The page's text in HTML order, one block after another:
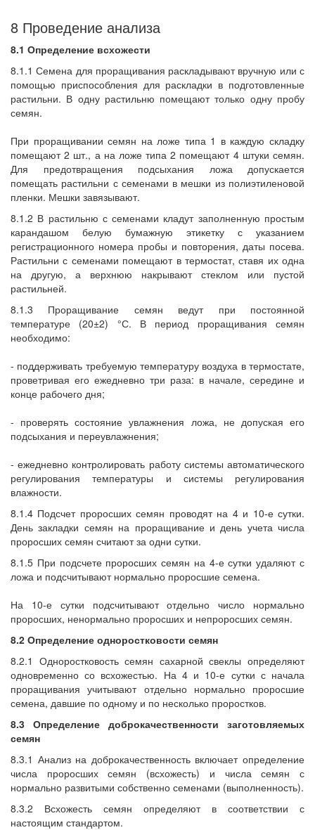
8 Проведение анализа
8.1 Определение всхожести
8.1.1 Семена для проращивания раскладывают вручную или с
помощью приспособления для раскладки в подготовленные
растильни. В одну растильню помещают только одну пробу
семян.
При проращивании семян на ложе типа 1 в каждую складку
помещают 2 шт., а на ложе типа 2 помещают 4 штуки семян.
Для предотвращения подсыхания ложа допускается
помещать растильни с семенами в мешки из полиэтиленовой
пленки. Мешки завязывают.
8.1.2 В растильню с семенами кладут заполненную простым
карандашом белую бумажную этикетку с указанием
регистрационного номера пробы и повторения, даты посева.
Растильни с семенами помещают в термостат, ставя их одна
на другую, а верхнюю накрывают стеклом или пустой
растильней.
8.1.3 Проращивание семян ведут при постоянной
температуре (20±2) °С. В период проращивания семян
необходимо:
- поддерживать требуемую температуру воздуха в термостате,
проветривая его ежедневно три раза: в начале, середине и
конце рабочего дня;
- проверять состояние увлажнения ложа, не допуская его
подсыхания и переувлажнения;
- ежедневно контролировать работу системы автоматического
регулирования температуры и системы регулирования
влажности.
8.1.4 Подсчет проросших семян проводят на 4 и 10-е сутки.
День закладки семян на проращивание и день учета числа
проросших семян считают за одни сутки.
8.1.5 При подсчете проросших семян на 4-е сутки удаляют с
ложа и подсчитывают нормально проросшие семена.
На 10-е сутки подсчитывают отдельно число нормально
проросших, ненормально проросших и непроросших семян.
8.2 Определение одноростковости семян
8.2.1 Одноростковость семян сахарной свеклы определяют
одновременно со всхожестью. На 4 и 10-е сутки с начала
проращивания учитывают отдельно нормально проросшие
семена, давшие по одному и по несколько проростков.
8.3 Определение доброкачественности заготовляемых
семян
8.3.1 Анализ на доброкачественность включает определение
числа проросших семян (всхожесть) и числа семян с
нормально развитыми собственно семенами (выполненность).
8.3.2 Всхожесть семян определяют в соответствии с
настоящим стандартом.